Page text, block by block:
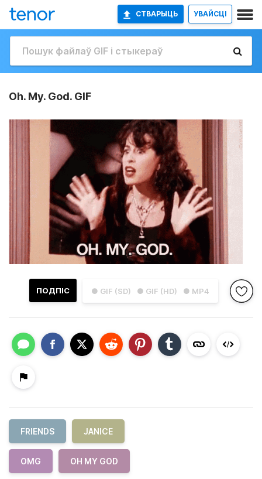
СТВАРЫЦЬ УВАЙСЦІ
Oh. My. God. GIF
● GIF (SD) ● GIF (HD) ● MP4
ПОДПІС
FRIENDS JANICE
OMG OH MY GOD